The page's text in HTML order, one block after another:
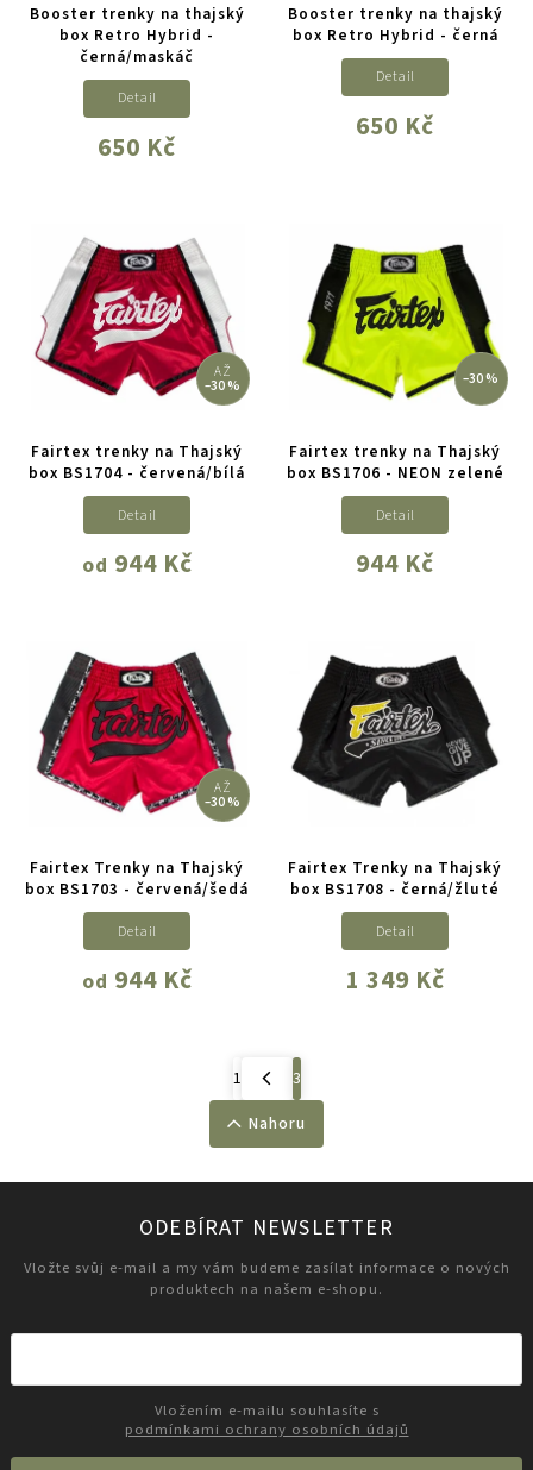
Booster trenky na thajský
box Retro Hybrid -
černá/maskáč
650 Kč
Detail
Booster trenky na thajský
box Retro Hybrid - černá
650 Kč
Detail
AŽ
–30 %
Fairtex trenky na Thajský
box BS1704 - červená/bílá
od 944 Kč
Detail
–30 %
Fairtex trenky na Thajský
box BS1706 - NEON zelené
944 Kč
Detail
AŽ
–30 %
Fairtex Trenky na Thajský
box BS1703 - červená/šedá
od 944 Kč
Detail
Fairtex Trenky na Thajský
box BS1708 - černá/žluté
1 349 Kč
Detail
1
3
Nahoru
ODEBÍRAT NEWSLETTER
Vložte svůj e-mail a my vám budeme zasílat informace o nových
produktech na našem e-shopu.
podmínkami ochrany osobních údajů